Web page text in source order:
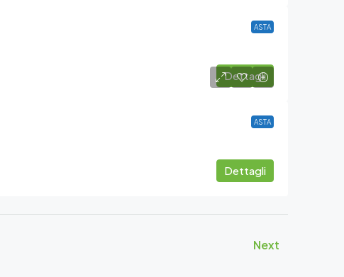
ASTA
Dettagli
ASTA
Dettagli
Next